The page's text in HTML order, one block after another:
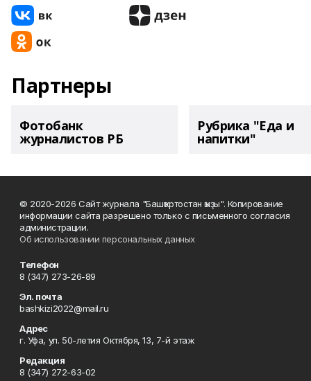
Партнеры
Фотобанк
журналистов РБ
Рубрика "Еда и
напитки"
© 2020-2026 Сайт журнала "Башҡортостан ҡыҙы". Копирование
информации сайта разрешено только с письменного согласия
администрации.
Об использовании персональных данных
Телефон
8 (347) 273-26-89
Эл. почта
bashkizi2022@mail.ru
Адрес
г. Уфа, ул. 50-летия Октября, 13, 7-й этаж
Редакция
8 (347) 272-63-02